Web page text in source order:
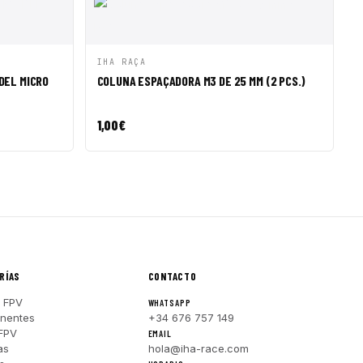
MICRO
VISTA RÁPIDA
IHA RAÇA
COLUNA ESPAÇADORA M3 DE 25 MM (2 PCS.)
1,00€
CONTACTO
WHATSAPP
+34 676 757 149
EMAIL
hola@iha-race.com